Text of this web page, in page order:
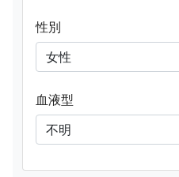
性別
血液型